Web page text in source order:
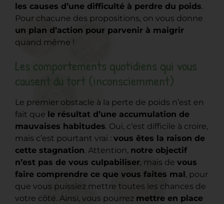
les causes d’une difficulté à perdre du poids.
Pour chacune des propositions, on vous donne
un plan d’action pour parvenir à maigrir
quand même !
Les comportements quotidiens qui vous
causent du tort (inconsciemment)
Le premier obstacle à la perte de poids n’est en
fait que le résultat d’une accumulation de
mauvaises habitudes. Oui, c’est difficile à croire,
mais c’est pourtant vrai : vous êtes la raison de
cette stagnation. Attention, notre objectif
n’est pas de vous culpabiliser, mais de vous
faire comprendre ce que vous faites mal , pour
que vous puissiez mettre toutes les chances de
votre côté. Ainsi, vous pourrez mettre en place